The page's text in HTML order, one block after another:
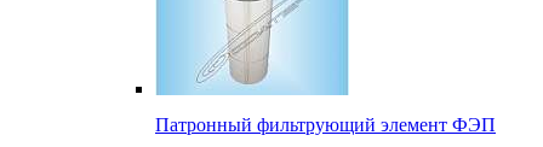
Патронный фильтрующий элемент ФЭП